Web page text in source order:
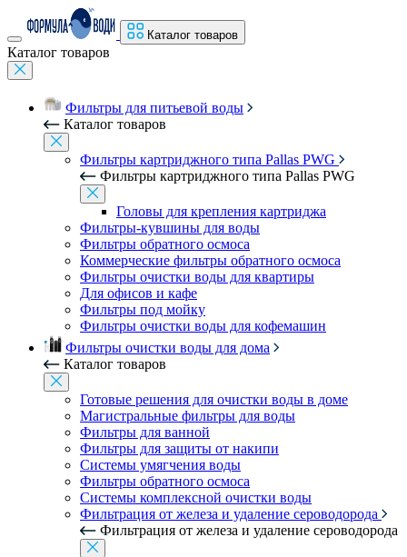
Каталог товаров
Каталог товаров
Фильтры для питьевой воды
Каталог товаров
Фильтры картриджного типа Pallas PWG
Фильтры картриджного типа Pallas PWG
Головы для крепления картриджа
Фильтры-кувшины для воды
Фильтры обратного осмоса
Коммерческие фильтры обратного осмоса
Фильтры очистки воды для квартиры
Для офисов и кафе
Фильтры под мойку
Фильтры очистки воды для кофемашин
Фильтры очистки воды для дома
Каталог товаров
Готовые решения для очистки воды в доме
Магистральные фильтры для воды
Фильтры для ванной
Фильтры для защиты от накипи
Системы умягчения воды
Фильтры обратного осмоса
Системы комплексной очистки воды
Фильтрация от железа и удаление сероводорода
Фильтрация от железа и удаление сероводорода